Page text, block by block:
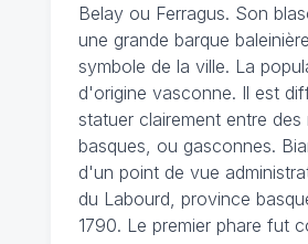
Belay ou Ferragus. Son
une grande barque
symbole de la ville. La
d'origine vasconne. Il est
statuer clairement entre des
basques, ou gasconnes.
d'un point de vue
du Labourd, province
1790. Le premier phare fut